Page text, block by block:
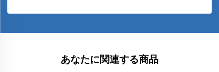
あなたに関連する商品